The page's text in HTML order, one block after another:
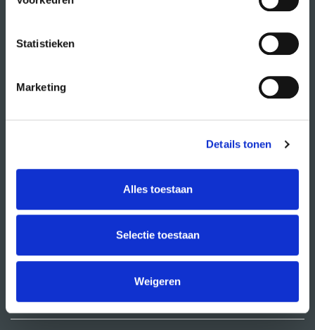
Statistieken
Marketing
Details tonen
Alles toestaan
Selectie toestaan
Weigeren
wat doet CREA?
contact